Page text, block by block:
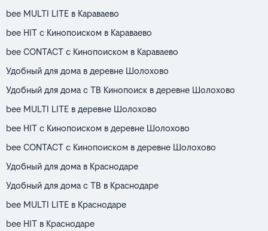
bee MULTI LITE в Караваево
bee HIT с Кинопоиском в Караваево
bee CONTACT с Кинопоиском в Караваево
Удобный для дома в деревне Шолохово
Удобный для дома с ТВ Кинопоиск в деревне Шолохово
bee MULTI LITE в деревне Шолохово
bee HIT с Кинопоиском в деревне Шолохово
bee CONTACT с Кинопоиском в деревне Шолохово
Удобный для дома в Краснодаре
Удобный для дома с ТВ в Краснодаре
bee MULTI LITE в Краснодаре
bee HIT в Краснодаре